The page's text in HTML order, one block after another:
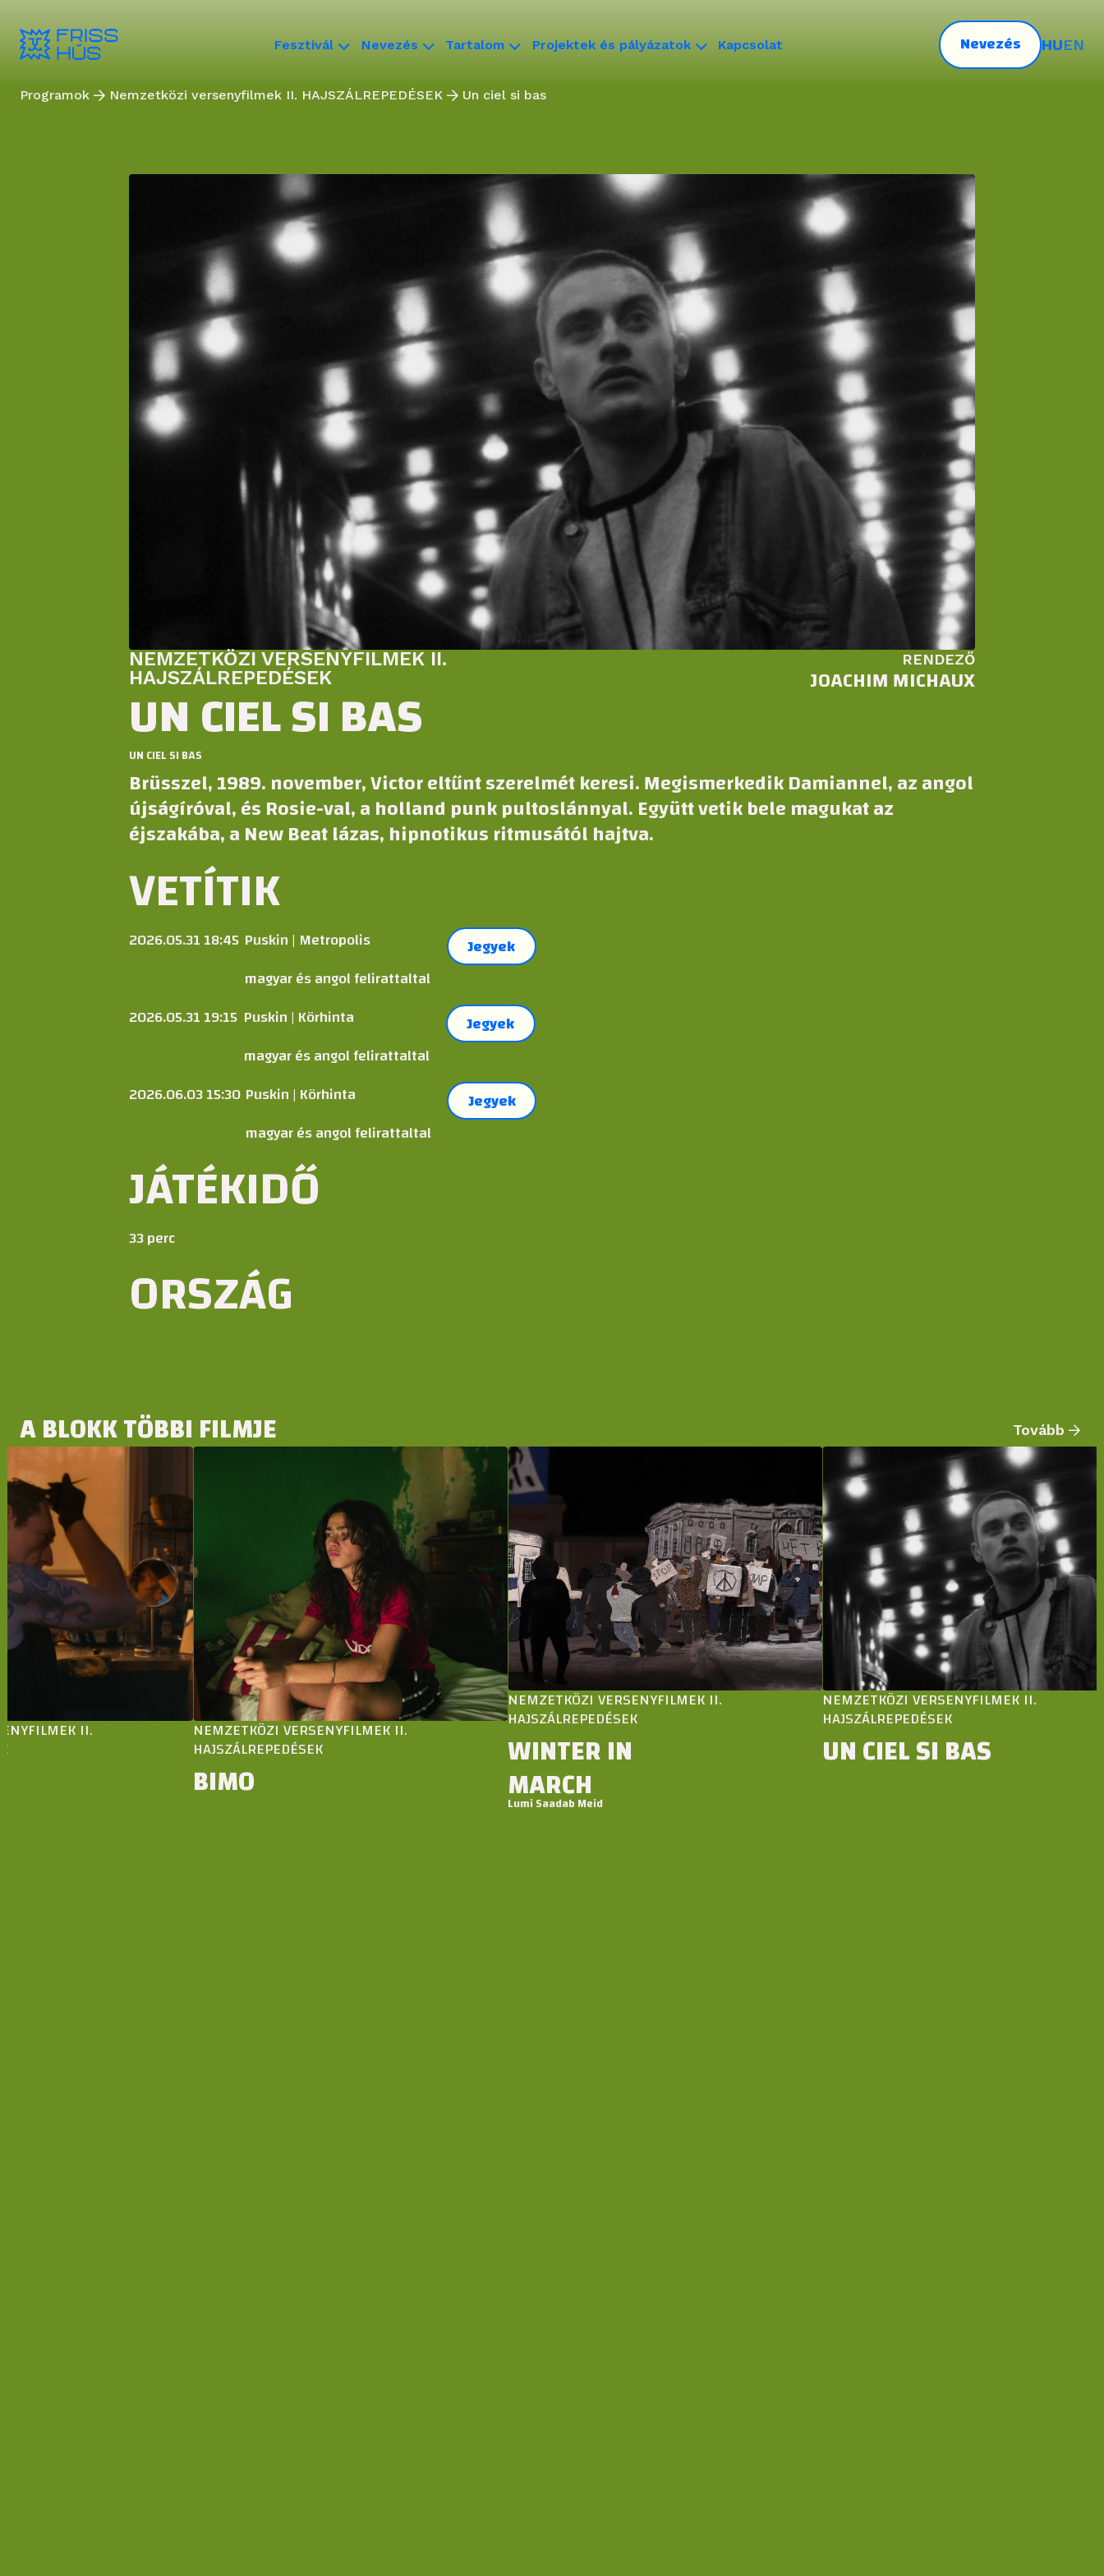
Fesztivál Nevezés Tartalom Projektek és pályázatok Kapcsolat Nevezés HUEN
Programok Nemzetközi versenyfilmek II. HAJSZÁLREPEDÉSEK Un ciel si bas
NEMZETKÖZI VERSENYFILMEK II.
HAJSZÁLREPEDÉSEK
UN CIEL SI BAS
UN CIEL SI BAS
RENDEZŐ
JOACHIM MICHAUX
Brüsszel, 1989. november, Victor eltűnt szerelmét keresi. Megismerkedik Damiannel, az angol
újságíróval, és Rosie-val, a holland punk pultoslánnyal. Együtt vetik bele magukat az
éjszakába, a New Beat lázas, hipnotikus ritmusától hajtva.
VETÍTIK
2026.05.31 18:45 Puskin | Metropolis
magyar és angol felirattaltal
Jegyek
2026.05.31 19:15 Puskin | Körhinta
magyar és angol felirattaltal
Jegyek
2026.06.03 15:30 Puskin | Körhinta
magyar és angol felirattaltal
Jegyek
JÁTÉKIDŐ
33 perc
ORSZÁG
A BLOKK TÖBBI FILMJE Tovább
II. NEMZETKÖZI VERSENYFILMEK II.
HAJSZÁLREPEDÉSEK
BIMO
NEMZETKÖZI VERSENYFILMEK II.
HAJSZÁLREPEDÉSEK
WINTER IN
MARCH
Lumi Saadab Meid
NEMZETKÖZI VERSENYFILMEK II.
HAJSZÁLREPEDÉSEK
UN CIEL SI BAS